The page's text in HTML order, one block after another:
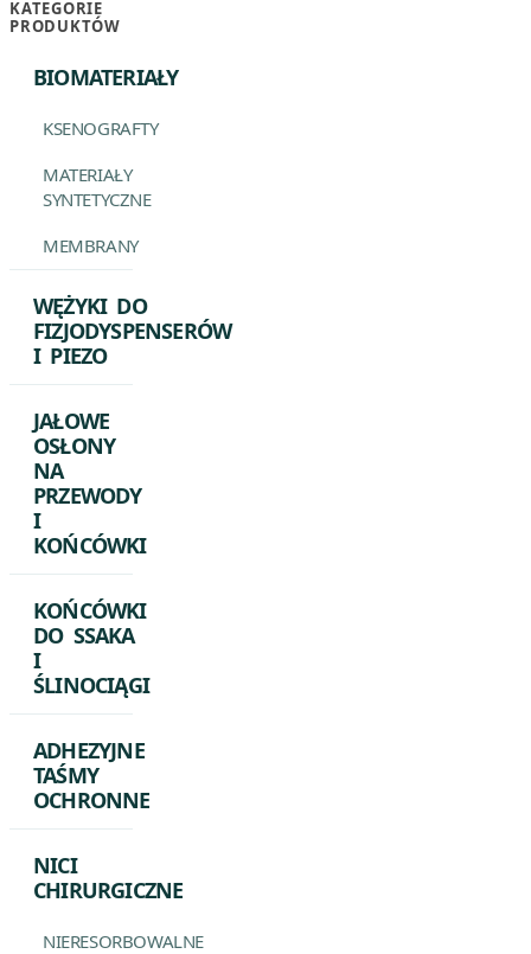
KATEGORIE
PRODUKTÓW
BIOMATERIAŁY
KSENOGRAFTY
MATERIAŁY
SYNTETYCZNE
MEMBRANY
WĘŻYKI DO
FIZJODYSPENSERÓW
I PIEZO
JAŁOWE
OSŁONY
NA
PRZEWODY
I
KOŃCÓWKI
KOŃCÓWKI
DO SSAKA
I
ŚLINOCIĄGI
ADHEZYJNE
TAŚMY
OCHRONNE
NICI
CHIRURGICZNE
NIERESORBOWALNE